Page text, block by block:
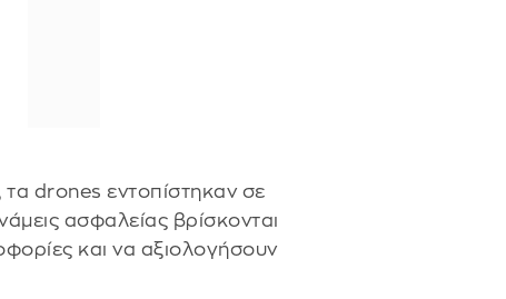
drones εντοπίστηκαν σε
ασφαλείας βρίσκονται
και να αξιολογήσουν